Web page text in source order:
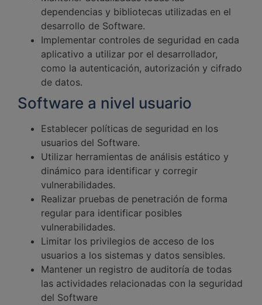
dependencias y bibliotecas utilizadas en el
desarrollo de Software.
Implementar controles de seguridad en cada
aplicativo a utilizar por el desarrollador,
como la autenticación, autorización y cifrado
de datos.
Software a nivel usuario
Establecer políticas de seguridad en los
usuarios del Software.
Utilizar herramientas de análisis estático y
dinámico para identificar y corregir
vulnerabilidades.
Realizar pruebas de penetración de forma
regular para identificar posibles
vulnerabilidades.
Limitar los privilegios de acceso de los
usuarios a los sistemas y datos sensibles.
Mantener un registro de auditoría de todas
las actividades relacionadas con la seguridad
del Software